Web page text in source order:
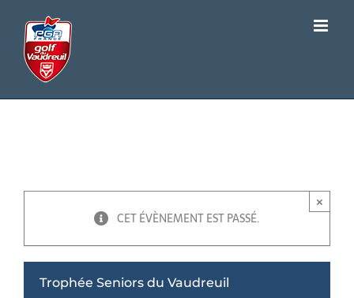
contenu
×
CET ÉVÈNEMENT EST PASSÉ.
Trophée Seniors du Vaudreuil